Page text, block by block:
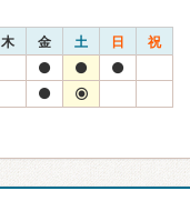
木 金 土 日 祝